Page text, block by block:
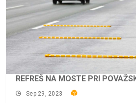
REFREŠ NA MOSTE PRI
Sep 29, 2023